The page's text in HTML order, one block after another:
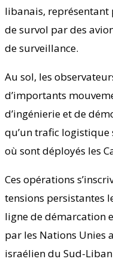
libanais, représentant
de survol par des
de surveillance.
Au sol, les
d’importants
d’ingénierie et de
qu’un trafic logistique
où sont déployés les
Ces opérations
tensions persistantes
ligne de démarcation
par les Nations
israélien du Sud-